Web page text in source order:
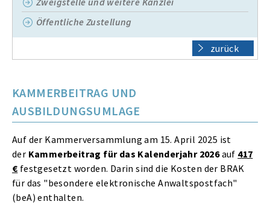
Öffentliche Zustellung
zurück
KAMMERBEITRAG UND
AUSBILDUNGSUMLAGE
Auf der Kammerversammlung am 15. April 2025 ist
der Kammerbeitrag für das Kalenderjahr 2026auf 417
€ festgesetzt worden. Darin sind die Kosten der BRAK
für das "besondere elektronische Anwaltspostfach"
(beA) enthalten.